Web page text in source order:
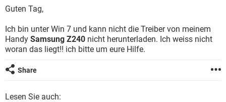
WHATSAPP
WINDOWS 10
WHATSAPP TIKTOK
FACEBOOK HARDWARE
SPIELE
WINDOWS 10 INSTAGRAM
FACEBOOK
Guten Tag,
Ich bin unter Win 7 und kann nicht die Treiber von meinem
Handy Samsung Z240 nicht herunterladen. Ich weiss nicht
woran das liegt!! ich bitte um eure Hilfe.
Share
Lesen Sie auch: